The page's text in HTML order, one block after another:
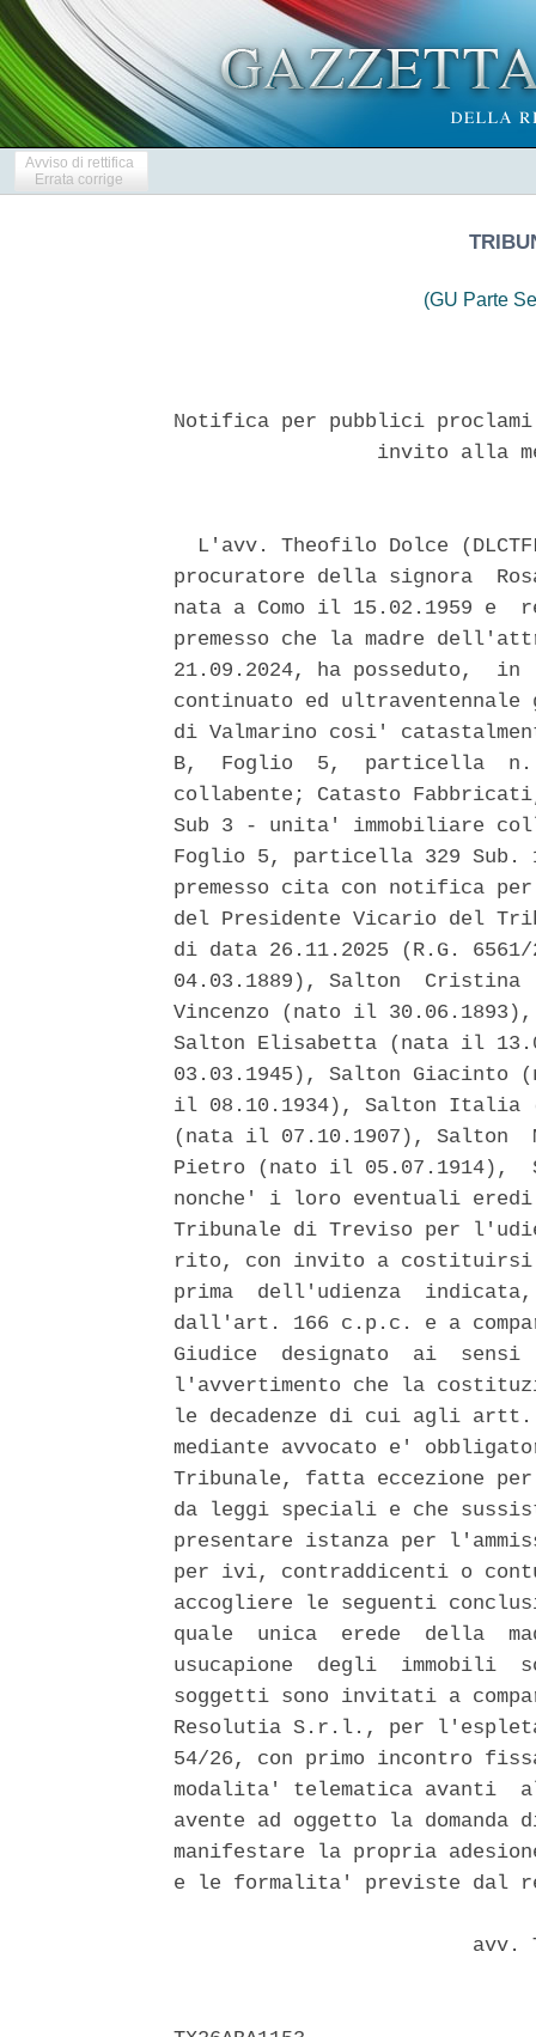
Avviso di rettifica
Errata corrige
(GU Parte
Notifica per pubblici
invito alla
L'avv. Theofilo Dolce
procuratore della signora
nata a Como il 15.02.1959 e
premesso che la madre
21.09.2024, ha posseduto,
continuato ed
di Valmarino cosi'
B,  Foglio  5,  particella
collabente; Catasto
Sub 3 - unita' immobiliare
Foglio 5, particella 329
premesso cita con notifica
del Presidente Vicario del
di data 26.11.2025 (R.G.
04.03.1889), Salton
Vincenzo (nato il
Salton Elisabetta (nata il
03.03.1945), Salton Giacinto
il 08.10.1934), Salton Italia
(nata il 07.10.1907), Salton
Pietro (nato il 05.07.1914),
nonche' i loro eventuali
Tribunale di Treviso per
rito, con invito a costituirsi
prima  dell'udienza
dall'art. 166 c.p.c. e a
Giudice  designato  ai
l'avvertimento che la
le decadenze di cui agli
mediante avvocato e'
Tribunale, fatta eccezione
da leggi speciali e che
presentare istanza per
per ivi, contraddicenti o
accogliere le seguenti
quale  unica  erede  della
usucapione  degli
soggetti sono invitati a
Resolutia S.r.l., per
54/26, con primo incontro
modalita' telematica avanti
avente ad oggetto la
manifestare la propria
e le formalita' previste dal